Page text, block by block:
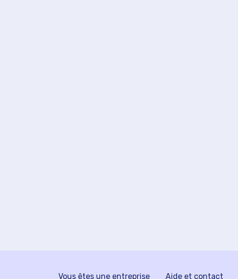
Vous êtes une entreprise Aide et contact